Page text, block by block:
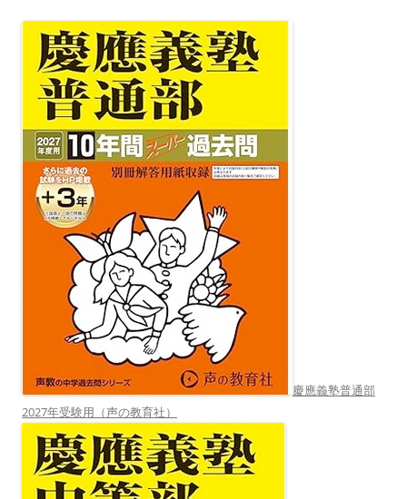
慶應義塾普通部
2027年受験用（声の教育社）